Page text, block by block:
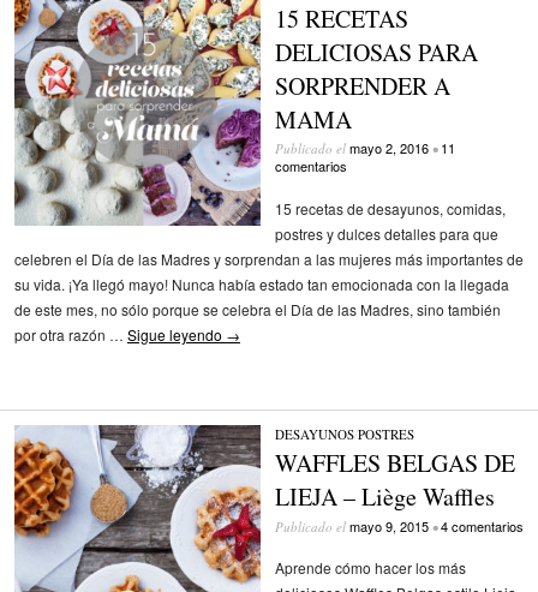
15 RECETAS
DELICIOSAS PARA
SORPRENDER A
MAMA
Publicado el mayo 2, 2016 • 11
comentarios
15 recetas de desayunos, comidas,
postres y dulces detalles para que
celebren el Día de las Madres y sorprendan a las mujeres más importantes de
su vida. ¡Ya llegó mayo! Nunca había estado tan emocionada con la llegada
de este mes, no sólo porque se celebra el Día de las Madres, sino también
por otra razón … Sigue leyendo →
DESAYUNOS/POSTRES
WAFFLES BELGAS DE
LIEJA – Liège Waffles
Publicado el mayo 9, 2015 •4 comentarios
Aprende cómo hacer los más